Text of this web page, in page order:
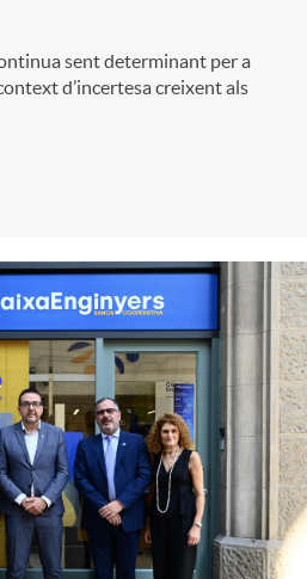
sent determinant per a
d’incertesa creixent als